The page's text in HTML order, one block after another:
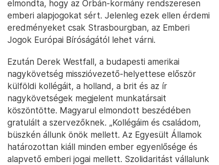
elmondta, hogy az Orbán-kormány rendszeresen
emberi alapjogokat sért. Jelenleg ezek ellen érdemi
eredményeket csak Strasbourgban, az Emberi
Jogok Európai Bíróságától lehet várni.
Ezután Derek Westfall, a budapesti amerikai
nagykövetség misszióvezető-helyettese először
külföldi kollégáit, a holland, a brit és az ír
nagykövetségek megjelent munkatársait
köszöntötte. Magyarul elmondott beszédében
gratulált a szervezőknek. „Kollégáim és családom,
büszkén állunk önök mellett. Az Egyesült Államok
határozottan kiáll minden ember egyenlősége és
alapvető emberi jogai mellett. Szolidaritást vállalunk